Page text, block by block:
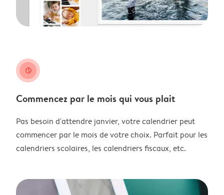
clock
Commencez par le mois qui vous plait
Pas besoin d'attendre janvier, votre calendrier peut
commencer par le mois de votre choix. Parfait pour les
calendriers scolaires, les calendriers fiscaux, etc.